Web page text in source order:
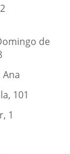
de
Ana
101
1